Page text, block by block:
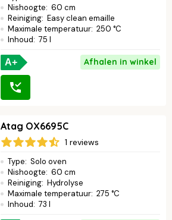
Nishoogte: 60 cm
Reiniging: Easy clean emaille
Maximale temperatuur: 250 °C
Inhoud: 75 l
A+ Afhalen in winkel
Atag OX6695C
1 reviews
Type: Solo oven
Nishoogte: 60 cm
Reiniging: Hydrolyse
Maximale temperatuur: 275 °C
Inhoud: 73 l